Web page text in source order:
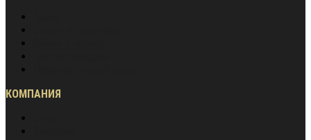
КОМПАНИЯ